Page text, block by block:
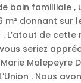
bain familliale ,
m² donnant sur
. L’atout de
seriez
Malepeyre
. Nous